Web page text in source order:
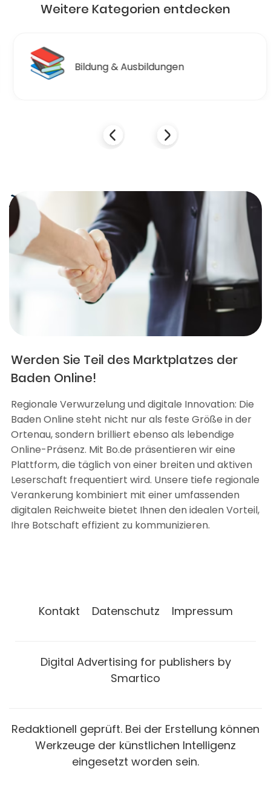
Weitere Kategorien entdecken
📚 Bildung & Ausbildungen
Werden Sie Teil des Marktplatzes der
Baden Online!
Regionale Verwurzelung und digitale Innovation: Die
Baden Online steht nicht nur als feste Größe in der
Ortenau, sondern brilliert ebenso als lebendige
Online-Präsenz. Mit Bo.de präsentieren wir eine
Plattform, die täglich von einer breiten und aktiven
Leserschaft frequentiert wird. Unsere tiefe regionale
Verankerung kombiniert mit einer umfassenden
digitalen Reichweite bietet Ihnen den idealen Vorteil,
Ihre Botschaft effizient zu kommunizieren.
Kontakt Datenschutz Impressum
Digital Advertising for publishers by
Smartico
Redaktionell geprüft. Bei der Erstellung können
Werkzeuge der künstlichen Intelligenz
eingesetzt worden sein.